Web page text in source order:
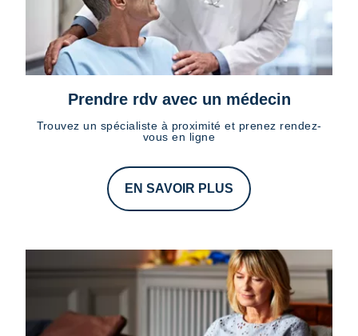
Prendre rdv avec un médecin
Trouvez un spécialiste à proximité et prenez rendez-
vous en ligne
EN SAVOIR PLUS